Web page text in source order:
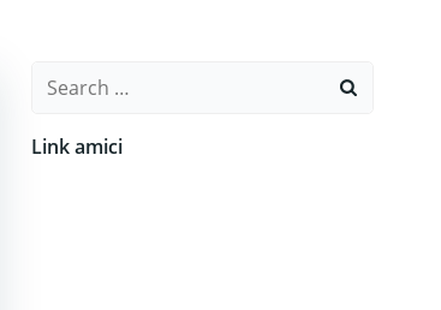
Search
Link amici